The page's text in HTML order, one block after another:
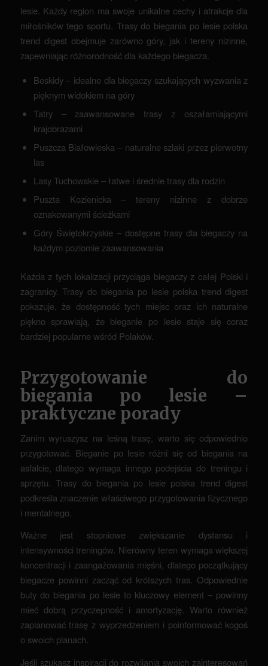
lesie. Każdy region ma swoje unikalne cechy i atrakcje dla
miłośników tego sportu. Trasy do biegania po lesie polska
trend digest obejmuje zarówno góry, jak i tereny nizinne,
zapewniając różnorodność dla każdego biegacza.
Beskidy – idealne dla biegaczy szukających wyzwania z
pięknym widokiem na góry
Tatry – zaawansowane trasy z oszałamiającymi
krajobrazami
Puszcza Białowieska – naturalne szlaki przez pierwotny
las
Lasy Tuchowskie – łatwe i średnie trasy dla rodzin
Puszta Kozienicka – tereny nizinne z dobrze
oznakowanymi ścieżkami
Góry Świętokrzyskie – dostępne trasy dla biegaczy na
każdym poziomie zaawansowania
Każda z tych lokalizacji przyciąga biegaczy z całej Polski i
zagranicy. Trasy do biegania po lesie polska trend digest
pokazuje, że dostępność tych miejsc oraz ich naturalne
piękno sprawiają, że bieganie po lesie staje się coraz
bardziej popularne wśród Polaków.
Przygotowanie do
biegania po lesie –
praktyczne porady
Zanim wyruszysz na leśną trasę, warto się odpowiednio
przygotować. Bieganie po lesie różni się od biegania na
asfalcie, dlatego wymaga innego podejścia do treningu i
sprzętu. Trasy do biegania po lesie polska trend digest
podkreśla znaczenie właściwego przygotowania fizycznego
i mentalnego.
Ważne jest stopniowe zwiększanie dystansu i
intensywności treningów. Nierówny teren wymaga większej
koncentracji i zaangażowania mięśni, dlatego początkujący
biegacze powinni zacząć od krótszych tras. Odpowiednie
buty do biegania po lesie to kluczowy element – powinny
mieć dobrą przyczepność i amortyzację. Warto również
zaplanować trasę z wyprzedzeniem i poinformować kogoś
o swoich planach.
Jeśli szukasz inspiracji do rozwijania swoich zainteresowań